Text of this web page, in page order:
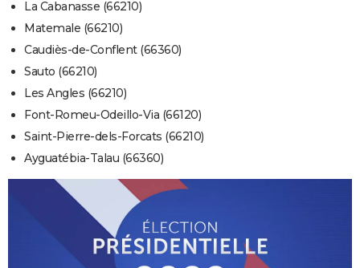
La Cabanasse (66210)
Matemale (66210)
Caudiès-de-Conflent (66360)
Sauto (66210)
Les Angles (66210)
Font-Romeu-Odeillo-Via (66120)
Saint-Pierre-dels-Forcats (66210)
Ayguatébia-Talau (66360)